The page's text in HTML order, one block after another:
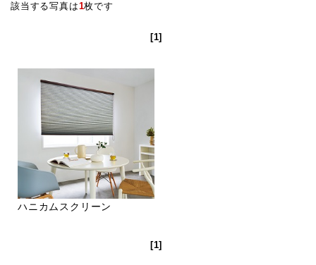
該当する写真は1枚です
[1]
ハニカムスクリーン
[1]